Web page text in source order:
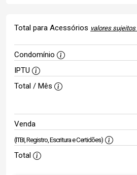
Total para Acessórios valores
Condomínio
IPTU
Total / Mês
Venda
(ITBI, Registro, Escritura e Certidões)
Total